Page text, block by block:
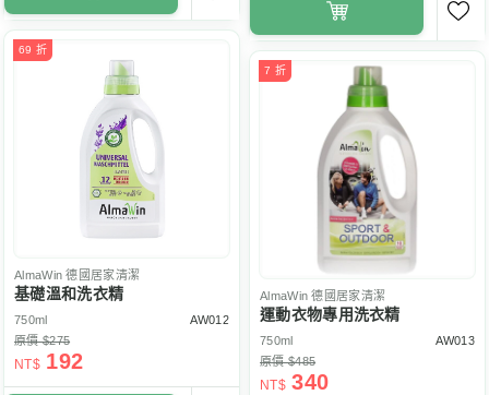
69 折
AlmaWin 德國居家清潔
基礎溫和洗衣精
750ml
AW012
原價 $275
NT$ 192
7 折
AlmaWin 德國居家清潔
運動衣物專用洗衣精
750ml
AW013
原價 $485
NT$ 340